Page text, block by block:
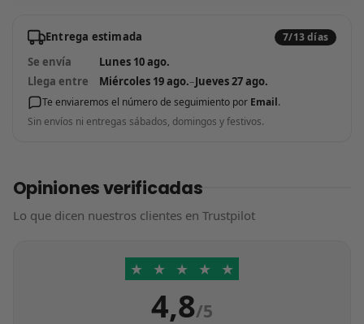
Entrega estimada 7/13 días
Se envía
Lunes 10 ago.
Llega entre
Miércoles 19 ago.–Jueves 27 ago.
Te enviaremos el número de seguimiento por Email.
Sin envíos ni entregas sábados, domingos y festivos.
Opiniones verificadas
Lo que dicen nuestros clientes en Trustpilot
★ ★ ★ ★ ★
4,8/5